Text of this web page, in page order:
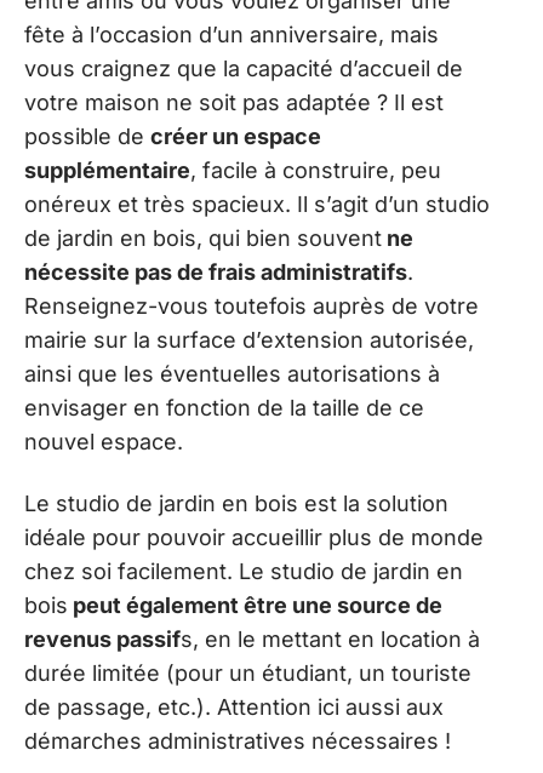
fête à l’occasion d’un anniversaire, mais
vous craignez que la capacité d’accueil de
votre maison ne soit pas adaptée ? Il est
possible de créer un espace
supplémentaire, facile à construire, peu
onéreux et très spacieux. Il s’agit d’un studio
de jardin en bois, qui bien souvent ne
nécessite pas de frais administratifs.
Renseignez-vous toutefois auprès de votre
mairie sur la surface d’extension autorisée,
ainsi que les éventuelles autorisations à
envisager en fonction de la taille de ce
nouvel espace.
Le studio de jardin en bois est la solution
idéale pour pouvoir accueillir plus de monde
chez soi facilement. Le studio de jardin en
bois peut également être une source de
revenus passifs, en le mettant en location à
durée limitée (pour un étudiant, un touriste
de passage, etc.). Attention ici aussi aux
démarches administratives nécessaires !